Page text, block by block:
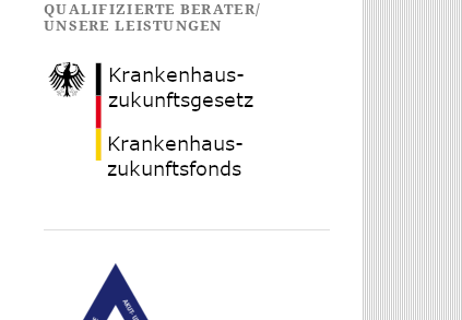
QUALIFIZIERTE BERATER/
UNSERE LEISTUNGEN